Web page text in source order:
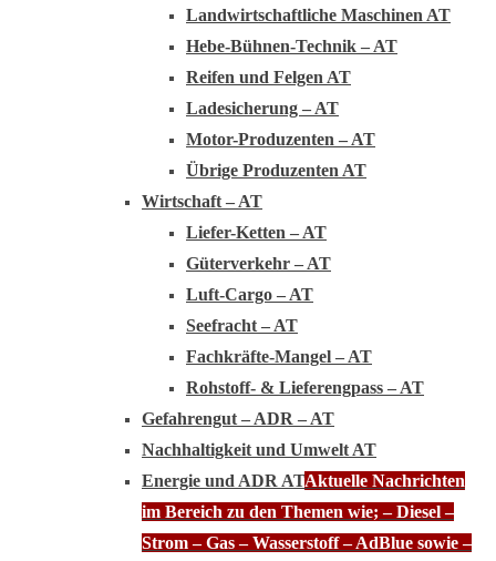
Landwirtschaftliche Maschinen AT
Hebe-Bühnen-Technik – AT
Reifen und Felgen AT
Ladesicherung – AT
Motor-Produzenten – AT
Übrige Produzenten AT
Wirtschaft – AT
Liefer-Ketten – AT
Güterverkehr – AT
Luft-Cargo – AT
Seefracht – AT
Fachkräfte-Mangel – AT
Rohstoff- & Lieferengpass – AT
Gefahrengut – ADR – AT
Nachhaltigkeit und Umwelt AT
Energie und ADR ATAktuelle Nachrichten
im Bereich zu den Themen wie; – Diesel –
Strom – Gas – Wasserstoff – AdBlue sowie –